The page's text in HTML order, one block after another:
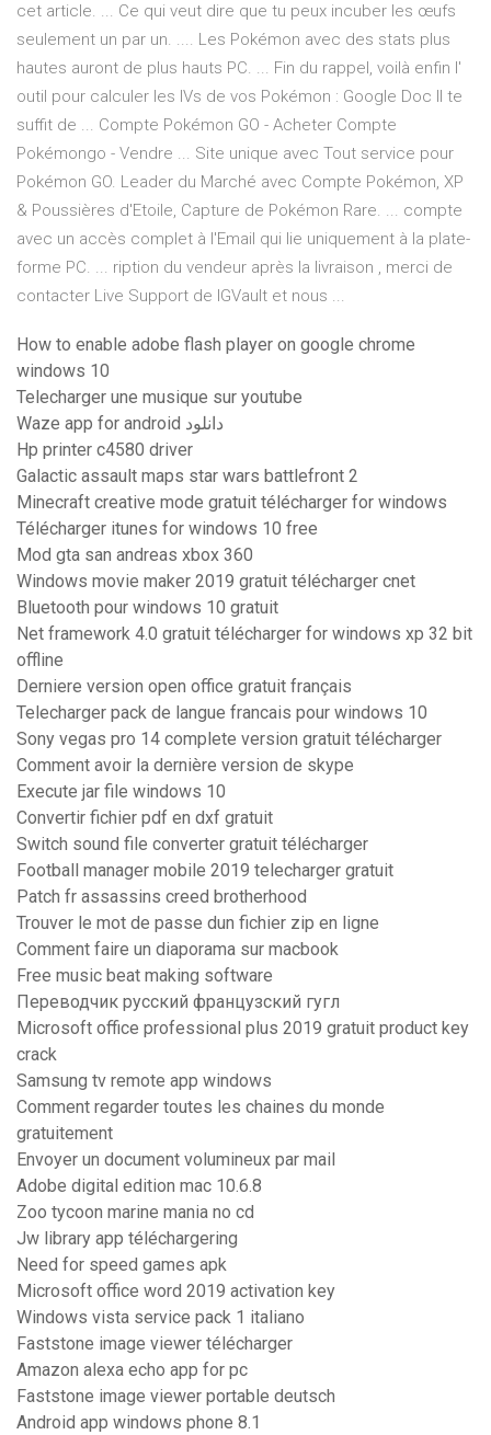
cet article. ... Ce qui veut dire que tu peux incuber les œufs
seulement un par un. .... Les Pokémon avec des stats plus
hautes auront de plus hauts PC. ... Fin du rappel, voilà enfin l'
outil pour calculer les IVs de vos Pokémon : Google Doc Il te
suffit de ... Compte Pokémon GO - Acheter Compte
Pokémongo - Vendre ... Site unique avec Tout service pour
Pokémon GO. Leader du Marché avec Compte Pokémon, XP
& Poussières d'Etoile, Capture de Pokémon Rare. ... compte
avec un accès complet à l'Email qui lie uniquement à la plate-
forme PC. ... ription du vendeur après la livraison , merci de
contacter Live Support de IGVault et nous ...
How to enable adobe flash player on google chrome
windows 10
Telecharger une musique sur youtube
Waze app for android دانلود
Hp printer c4580 driver
Galactic assault maps star wars battlefront 2
Minecraft creative mode gratuit télécharger for windows
Télécharger itunes for windows 10 free
Mod gta san andreas xbox 360
Windows movie maker 2019 gratuit télécharger cnet
Bluetooth pour windows 10 gratuit
Net framework 4.0 gratuit télécharger for windows xp 32 bit
offline
Derniere version open office gratuit français
Telecharger pack de langue francais pour windows 10
Sony vegas pro 14 complete version gratuit télécharger
Comment avoir la dernière version de skype
Execute jar file windows 10
Convertir fichier pdf en dxf gratuit
Switch sound file converter gratuit télécharger
Football manager mobile 2019 telecharger gratuit
Patch fr assassins creed brotherhood
Trouver le mot de passe dun fichier zip en ligne
Comment faire un diaporama sur macbook
Free music beat making software
Переводчик русский французский гугл
Microsoft office professional plus 2019 gratuit product key
crack
Samsung tv remote app windows
Comment regarder toutes les chaines du monde
gratuitement
Envoyer un document volumineux par mail
Adobe digital edition mac 10.6.8
Zoo tycoon marine mania no cd
Jw library app téléchargering
Need for speed games apk
Microsoft office word 2019 activation key
Windows vista service pack 1 italiano
Faststone image viewer télécharger
Amazon alexa echo app for pc
Faststone image viewer portable deutsch
Android app windows phone 8.1